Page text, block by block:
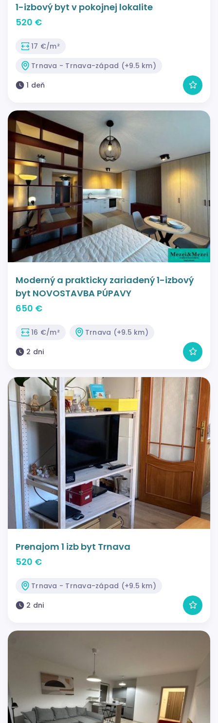
1-izbový byt v pokojnej lokalite
520 €
17 €/m²
Trnava - Trnava-západ (+9.5 km)
1 deň
Moderný a prakticky zariadený 1-izbový
byt NOVOSTAVBA PÚPAVY
650 €
16 €/m²
Trnava (+9.5 km)
2 dni
Prenajom 1 izb byt Trnava
520 €
Trnava - Trnava-západ (+9.5 km)
2 dni